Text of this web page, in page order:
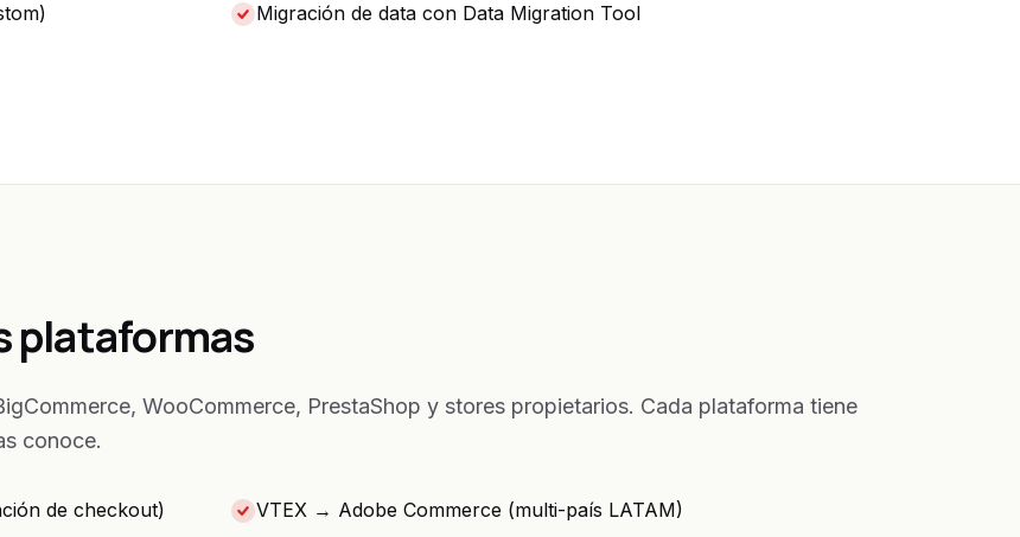
Migración de data con Data Migration Tool
plataformas
WooCommerce, PrestaShop y stores propietarios. Cada plataforma tiene
conoce.
de checkout)
VTEX → Adobe Commerce (multi-país LATAM)